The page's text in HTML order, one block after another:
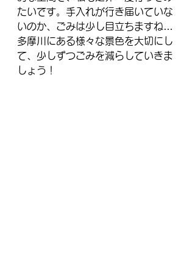
たいです。手入れが行き届いていな
いのか、ごみは少し目立ちますね…
多摩川にある様々な景色を大切にし
て、少しずつごみを減らしていきま
しょう！